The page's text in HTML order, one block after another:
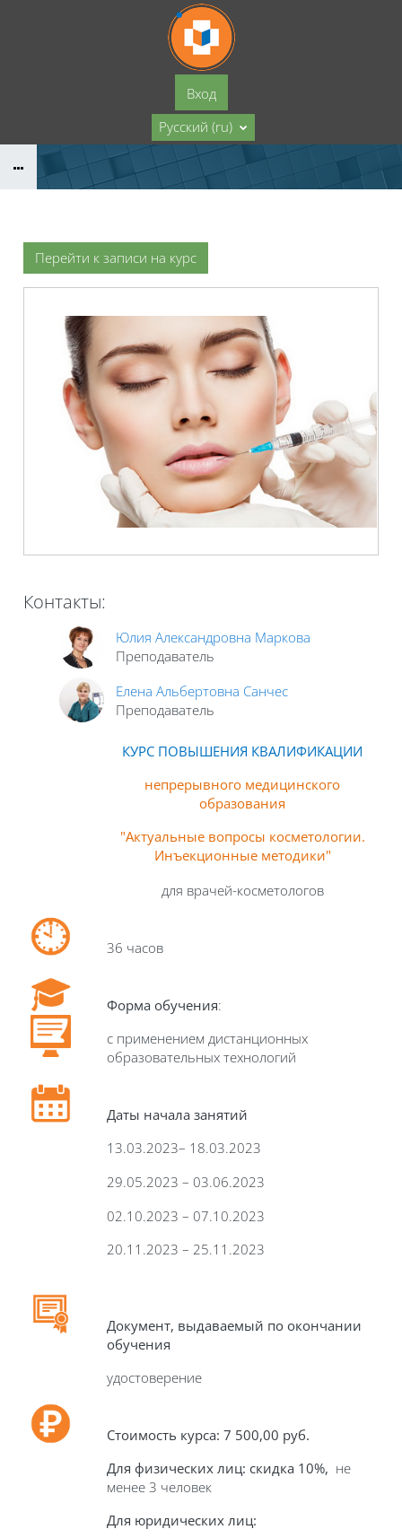
Перейти к основному содержанию
Вход
Русский ‎(ru)‎
Перейти к записи на курс
Контакты:
Юлия Александровна Маркова
Преподаватель
Елена Альбертовна Санчес
Преподаватель
КУРС ПОВЫШЕНИЯ КВАЛИФИКАЦИИ
непрерывного медицинского
образования
"Актуальные вопросы косметологии.
Инъекционные методики"
для врачей-косметологов
36 часов
Форма обучения:
с применением дистанционных
образовательных технологий
Даты начала занятий
13.03.2023– 18.03.2023
29.05.2023 – 03.06.2023
02.10.2023 – 07.10.2023
20.11.2023 – 25.11.2023
Документ, выдаваемый по окончании
обучения
удостоверение
Стоимость курса: 7 500,00 руб.
Для физических лиц: скидка 10%, не
менее 3 человек
Для юридических лиц: